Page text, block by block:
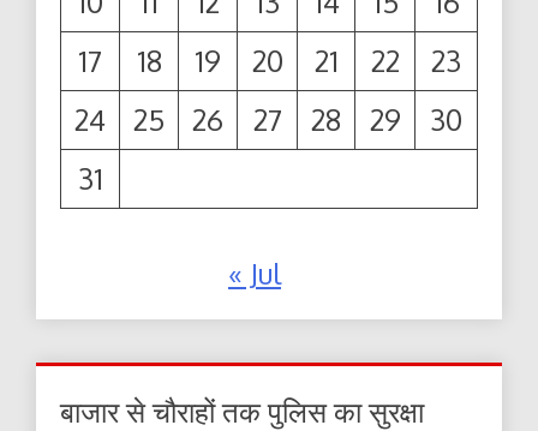
17
18 19 20 21 22
23
24
25 26 27 28 29
30
31
« Jul
बाजार से चौराहों तक पुलिस का सुरक्षा